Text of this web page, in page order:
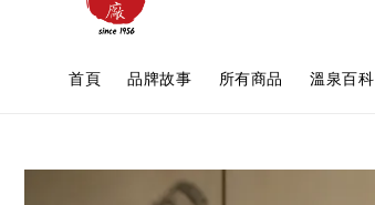
首頁 品牌故事 所有商品 溫泉百科